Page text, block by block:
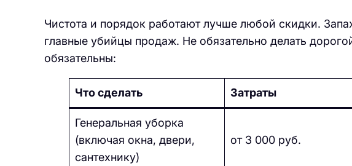
Чистота и порядок работают лучше любой скидки.
главные убийцы продаж. Не обязательно делать
обязательны:
Что сделать Затраты
Генеральная уборка
(включая окна, двери,
сантехнику)
от 3 000 руб.